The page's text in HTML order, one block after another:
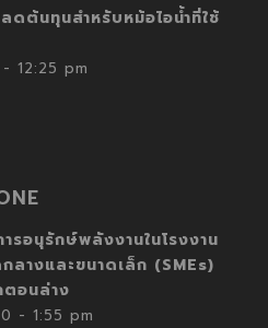
ดต้นทุนสำหรับหม้อไอน้ำที่ใช้
12:25 pm
รอนุรักษ์พลังงานในโรงงาน
ลางและขนาดเล็ก (SMEs)
อนล่าง
- 1:55 pm